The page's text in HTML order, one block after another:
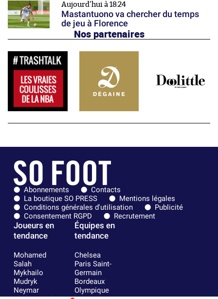
Aujourd'hui à 18:24
Mastantuono va chercher du temps
de jeu à Florence
Nos partenaires
Abonnements
Contacts
La boutique SO PRESS
Mentions légales
Conditions générales d'utilisation
Publicité
Consentement RGPD
Recrutement
Joueurs en
tendance
Mohamed
Salah
Mykhailo
Mudryk
Neymar
Équipes en
tendance
Chelsea
Paris Saint-
Germain
Bordeaux
Olympique